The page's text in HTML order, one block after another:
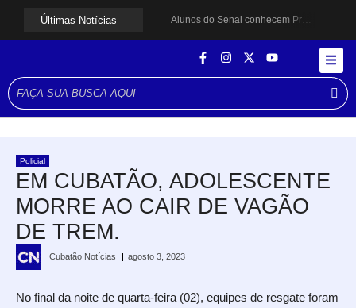
Últimas Notícias
Alunos do Senai conhecem Projeto Barco Escola em Cubatão
Cubatão orienta população sobre esquema vacinal contra sarampo e poliomielite
Policial
EM CUBATÃO, ADOLESCENTE
MORRE AO CAIR DE VAGÃO
DE TREM.
Cubatão Notícias agosto 3, 2023
No final da noite de quarta-feira (02), equipes de resgate foram